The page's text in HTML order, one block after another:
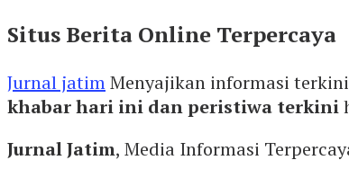
Situs Berita Online Terpercaya
Jurnal jatimMenyajikan informasi
khabar hari ini dan peristiwa terkini
Jurnal Jatim, Media Informasi